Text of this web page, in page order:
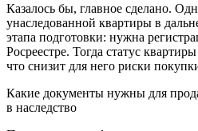
Казалось бы, главное сделано.
унаследованной квартиры в
этапа подготовки: нужна
Росреестре. Тогда статус
что снизит для него риски
Какие документы нужны для
в наследство